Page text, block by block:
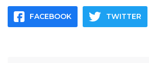
FACEBOOK TWITTER